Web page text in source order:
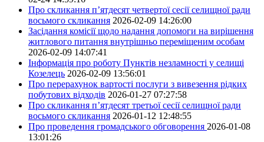
Про скликання п’ятдесят четвертої сесії селищної ради
восьмого скликання 2026-02-09 14:26:00
Засідання комісії щодо надання допомоги на вирішення
житлового питання внутрішньо переміщеним особам
2026-02-09 14:07:41
Інформація про роботу Пунктів незламності у селищі
Козелець 2026-02-09 13:56:01
Про перерахунок вартості послуги з вивезення рідких
побутових відходів 2026-01-27 07:27:58
Про скликання п’ятдесят третьої сесії селищної ради
восьмого скликання 2026-01-12 12:48:55
Про проведення громадського обговорення 2026-01-08
13:01:26